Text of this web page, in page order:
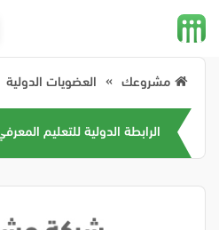
مشروعك العضويات الدولية
الرابطة الدولية للتعليم